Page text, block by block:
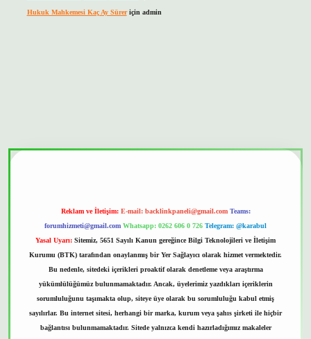
Hukuk Mahkemesi Kaç Ay Süreriçin admin
Reklam ve İletişim: E-mail: backlinkpaneli@gmail.com Teams:
forumhizmeti@gmail.com Whatsapp: 0262 606 0 726 Telegram: @karabul
Yasal Uyarı: Sitemiz, 5651 Sayılı Kanun gereğince Bilgi Teknolojileri ve İletişim
Kurumu (BTK) tarafından onaylanmış bir Yer Sağlayıcı olarak hizmet vermektedir.
Bu nedenle, sitedeki içerikleri proaktif olarak denetleme veya araştırma
yükümlülüğümüz bulunmamaktadır. Ancak, üyelerimiz yazdıkları içeriklerin
sorumluluğunu taşımakta olup, siteye üye olarak bu sorumluluğu kabul etmiş
sayılırlar. Bu internet sitesi, herhangi bir marka, kurum veya şahıs şirketi ile hiçbir
bağlantısı bulunmamaktadır. Sitede yalnızca kendi hazırladığımız makaleler